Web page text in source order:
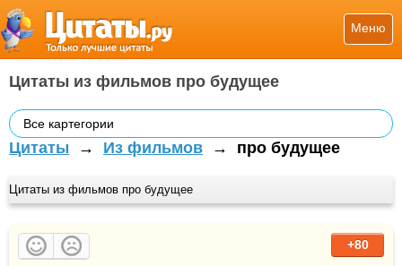
Меню
Цитаты из фильмов про будущее
Все картегории
Цитаты → Из фильмов → про будущее
Цитаты из фильмов про будущее
+80